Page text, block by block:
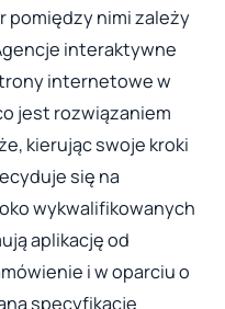
pomiędzy nimi zależy
interaktywne
internetowe w
jest rozwiązaniem
kierując swoje kroki
się na
wykwalifikowanych
aplikację od
i w oparciu o
specyfikację